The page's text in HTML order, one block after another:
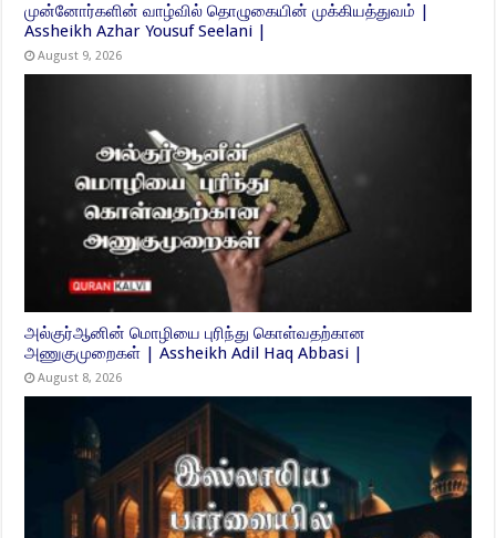
முன்னோர்களின் வாழ்வில் தொழுகையின் முக்கியத்துவம் |
Assheikh Azhar Yousuf Seelani |
August 9, 2026
அல்குர்ஆனின் மொழியை புரிந்து கொள்வதற்கான
அணுகுமுறைகள் | Assheikh Adil Haq Abbasi |
August 8, 2026